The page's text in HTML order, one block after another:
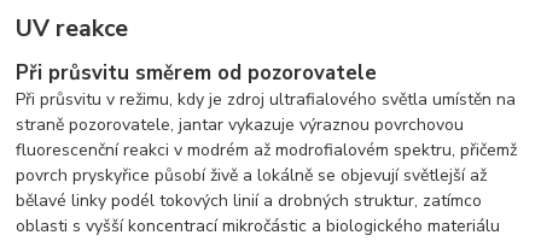
UV reakce
Při průsvitu směrem od pozorovatele
Při průsvitu v režimu, kdy je zdroj ultrafialového světla umístěn na
straně pozorovatele, jantar vykazuje výraznou povrchovou
fluorescenční reakci v modrém až modrofialovém spektru, přičemž
povrch pryskyřice působí živě a lokálně se objevují světlejší až
bělavé linky podél tokových linií a drobných struktur, zatímco
oblasti s vyšší koncentrací mikročástic a biologického materiálu